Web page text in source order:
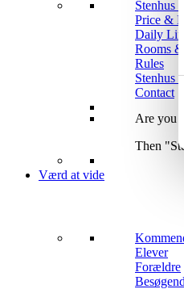
Stenhus
Price &
Daily Life
Rooms &
Rules
Stenhus
Contact
Are you
Then
Værd at vide
Elever
Forældre